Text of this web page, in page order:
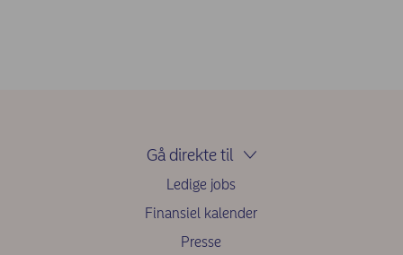
Scope 3-udledning: Al anden indirekte udledning af
drivhusgasser i en organisations værdikæde, både
opad og nedad i værdikæden. Eksempler herpå er
finansieret udledning, forretningsrejser og udledning
som Nordea behandles finansieret udledning som
Gå direkte til
Ledige jobs
Finansiel kalender
Presse